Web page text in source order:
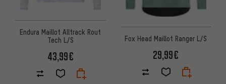
Endura Maillot Alltrack Rout
Tech L/S
43,99€
Fox Head Maillot Ranger L/S
29,99€